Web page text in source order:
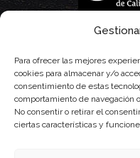
Para ofrecer las mejores
cookies para almacenar y/o
consentimiento de estas
comportamiento de navegación
No consentir o retirar el
ciertas características y
La gestión de la DOP Lanzarote
con fondos provenientes del